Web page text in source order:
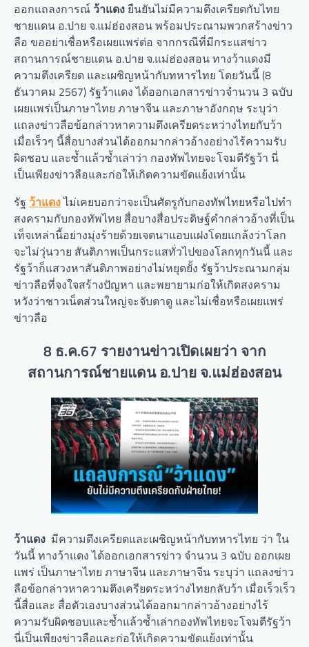
ออกแถลงการณ์ว้าแดงยืนยันไม่มีความตึงเครียดกับไทย
ชายแดน อ.ปาย จ.แม่ฮ่องสอน พร้อมประณามพวกสร้างข่าว
ลือ ขออย่าเชื่อหรือเผยแพร่ต่อ จากกรณีที่มีกระแสข่าว
สถานการณ์ชายแดน อ.ปาย จ.แม่ฮ่องสอน ทางว้าแดงมี
ความตึงเครียด และเผชิญหน้ากับทหารไทย โดยวันนี้ (8
ธันวาคม 2567) รัฐว้าแดง ได้ออกเอกสารข่าวจำนวน 3 ฉบับ
เผยแพร่เป็นภาษาไทย ภาษาจีน และภาษาอังกฤษ ระบุว่า
แถลงข่าวลือข้อกล่าวหาความตึงเครียดระหว่างไทยกับว้า
เมื่อเร็วๆ นี้สื่อบางส่วนได้ออกมากล่าวอ้างอย่างไร้ความรับ
ผิดชอบ และซ้ำแล้วซ้ำเล่าว่า กองทัพไทยจะโจมตีรัฐว้า นี่
เป็นเพียงข่าวลือและก่อให้เกิดความขัดแย้งเท่านั้น
รัฐ ว้าแดงไม่เคยบอกว่าจะเป็นศัตรูกับกองทัพไทยหรือไปทำ
สงครามกับกองทัพไทย สื่อบางสื่อประดิษฐ์คำกล่าวอ้างที่เป็น
เท็จเหล่านี้อย่างมุ่งร้ายด้วยเจตนาแอบแฝงโดยแกล้งว่าโลก
จะไม่วุ่นวาย สันติภาพเป็นกระแสทั่วไปของโลกทุกวันนี้ และ
รัฐว้าก็แสวงหาสันติภาพอย่างไม่หยุดยั้ง รัฐว้าประณามกลุ่ม
ข่าวลือที่จงใจสร้างปัญหา และพยายามก่อให้เกิดสงคราม
หวังว่าชาวเน็ตส่วนใหญ่จะจับตาดู และไม่เชื่อหรือเผยแพร่
ข่าวลือ
8 ธ.ค.67 รายงานข่าวเปิดเผยว่า จาก
สถานการณ์ชายแดน อ.ปาย จ.แม่ฮ่องสอน
ว้าแดง มีความตึงเครียดและเผชิญหน้ากับทหารไทย ว่า ใน
วันนี้ ทางว้าแดง ได้ออกเอกสารข่าว จำนวน 3 ฉบับ ออกเผย
แพร่ เป็นภาษาไทย ภาษาจีน และภาษาจีน ระบุว่า แถลงข่าว
ลือข้อกล่าวหาความตึงเครียดระหว่างไทยกลับว้า เมื่อเร็วเร็ว
นี้สื่อและ สื่อตัวเองบางส่วนได้ออกมากล่าวอ้างอย่างไร้
ความรับผิดชอบและซ้ำแล้วซ้ำเล่ากองทัพไทยจะโจมตีรัฐว้า
นี่เป็นเพียงข่าวลือและก่อให้เกิดความขัดแย้งเท่านั้น